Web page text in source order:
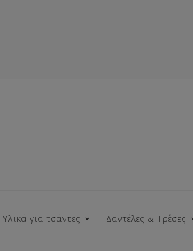
για τσάντες Δαντέλες & Τρέσες